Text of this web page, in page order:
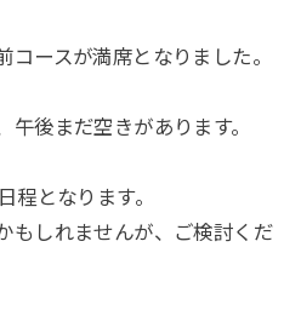
コースが満席となりました。
後まだ空きがあります。
程となります。
もしれませんが、ご検討くだ